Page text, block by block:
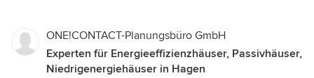
ONE!CONTACT-Planungsbüro GmbH
Experten für Energieeffizienzhäuser, Passivhäuser,
Niedrigenergiehäuser in Hagen